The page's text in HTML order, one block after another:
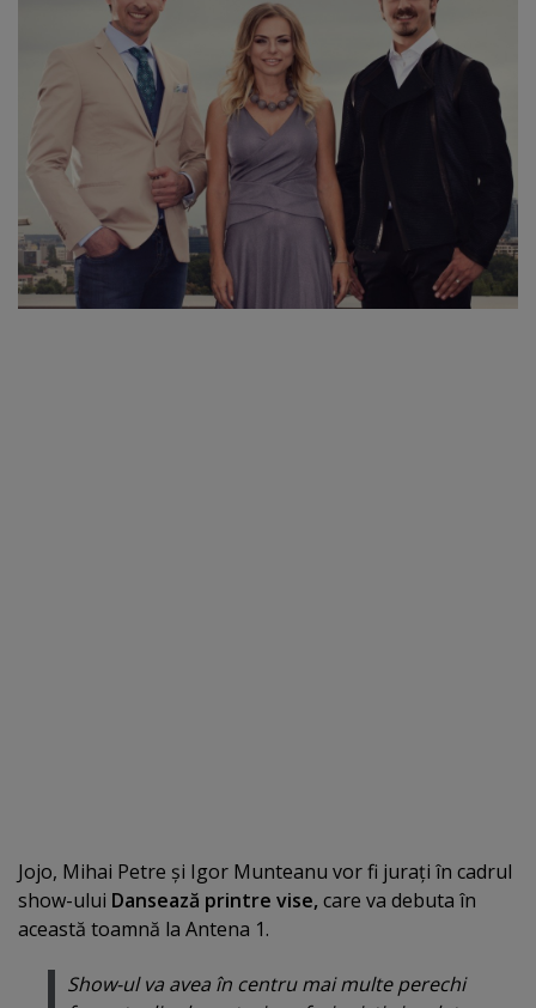
Jojo, Mihai Petre şi Igor Munteanu vor fi juraţi în cadrul
show-ului Dansează printre vise, care va debuta în
această toamnă la Antena 1.
Show-ul va avea în centru mai multe perechi